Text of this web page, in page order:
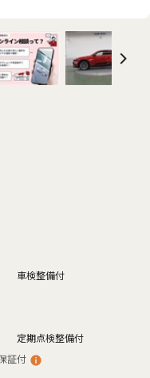
車検整備付
定期点検整備付
証付